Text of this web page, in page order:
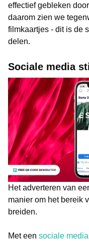
effectief gebleken
daarom zien we
filmkaartjes - dit is de
delen.
Sociale media
Het adverteren van
manier om het bereik
breiden.
Met een sociale